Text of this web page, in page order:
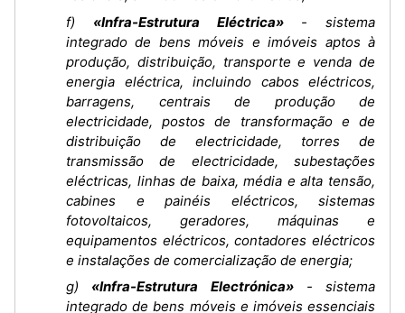
f) «Infra-Estrutura Eléctrica»- sistema
integrado de bens móveis e imóveis aptos à
produção, distribuição, transporte e venda de
energia eléctrica, incluindo cabos eléctricos,
barragens, centrais de produção de
electricidade, postos de transformação e de
distribuição de electricidade, torres de
transmissão de electricidade, subestações
eléctricas, linhas de baixa, média e alta tensão,
cabines e painéis eléctricos, sistemas
fotovoltaicos, geradores, máquinas e
equipamentos eléctricos, contadores eléctricos
e instalações de comercialização de energia;
g) «Infra-Estrutura Electrónica»- sistema
integrado de bens móveis e imóveis essenciais